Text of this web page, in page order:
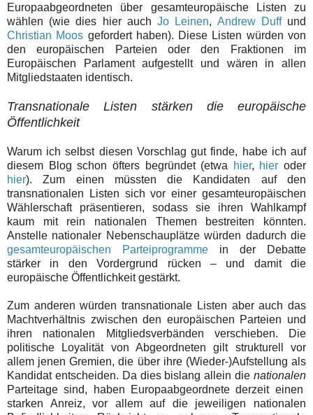
Europaabgeordneten über gesamteuropäische Listen zu
wählen (wie dies hier auchJo Leinen, Andrew Duffund
Christian Moos gefordert haben). Diese Listen würden von
den europäischen Parteien oder den Fraktionen im
Europäischen Parlament aufgestellt und wären in allen
Mitgliedstaaten identisch.
Transnationale Listen stärken die europäische
Öffentlichkeit
Warum ich selbst diesen Vorschlag gut finde, habe ich auf
diesem Blog schon öfters begründet (etwa
hier, hier oder
hier). Zum einen müssten die Kandidaten auf den
transnationalen Listen sich vor einer gesamteuropäischen
Wählerschaft präsentieren, sodass sie ihren Wahlkampf
kaum mit rein nationalen Themen bestreiten könnten.
Anstelle nationaler Nebenschauplätze würden dadurch die
gesamteuropäischen Parteiprogramme in der Debatte
stärker in den Vordergrund rücken – und damit die
europäische Öffentlichkeit gestärkt.
Zum anderen würden transnationale Listen aber auch das
Machtverhältnis zwischen den europäischen Parteien und
ihren nationalen Mitgliedsverbänden verschieben. Die
politische Loyalität von Abgeordneten gilt strukturell vor
allem jenen Gremien, die über ihre (Wieder-)Aufstellung als
Kandidat entscheiden. Da dies bislang allein die nationalen
Parteitage sind, haben Europaabgeordnete derzeit einen
starken Anreiz, vor allem auf die jeweiligen nationalen